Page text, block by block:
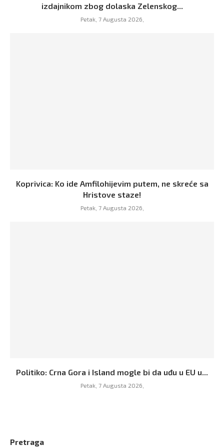
izdajnikom zbog dolaska Zelenskog...
Petak, 7 Augusta 2026,
Koprivica: Ko ide Amfilohijevim putem, ne skreće sa
Hristove staze!
Petak, 7 Augusta 2026,
Politiko: Crna Gora i Island mogle bi da uđu u EU u...
Petak, 7 Augusta 2026,
Pretraga